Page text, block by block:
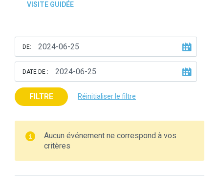
VISITE GUIDÉE
DE:
DATE DE :
FILTRE Réinitialiser le filtre
Aucun événement ne correspond à vos
critères